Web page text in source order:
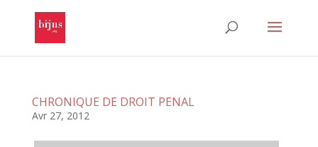
CHRONIQUE DE DROIT PENAL
Avr 27, 2012